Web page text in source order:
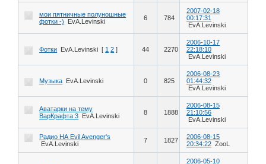
мои пятничные полуношные
фотки -)
EvA.Levinski 6 784
2007-02-18
00:17:31
EvA.Levinski
Фотки EvA.Levinski [ 1 2 ] 44 2270
2006-10-17
22:18:10
EvA.Levinski
Музыка EvA.Levinski 0 825
2006-08-23
01:44:32
EvA.Levinski
Аватарки на тему
ВарКрафта 3
EvA.Levinski 8 1888
2006-08-15
21:10:56
EvA.Levinski
Радио НА Evil Avenger's
EvA.Levinski
7 1827
2006-08-15
20:34:22 ZooL
2006-05-10